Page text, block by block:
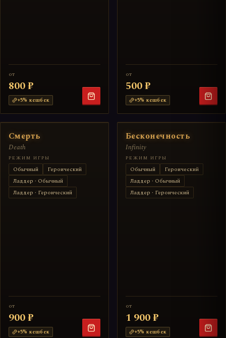
от
800 ₽
+5% кешбек
от
500 ₽
+5% кешбек
Смерть
Death
РЕЖИМ ИГРЫ
Обычный
Героический
Ладдер · Обычный
Ладдер · Героический
от
900 ₽
+5% кешбек
Бесконечность
Infinity
РЕЖИМ ИГРЫ
Обычный
Героический
Ладдер · Обычный
Ладдер · Героический
от
1 900 ₽
+5% кешбек